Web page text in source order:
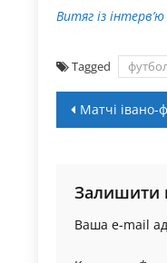
Витяг із
Tagged
Матчі івано-франківського етапу чемпіонату
Залишити
Ваша e-mail